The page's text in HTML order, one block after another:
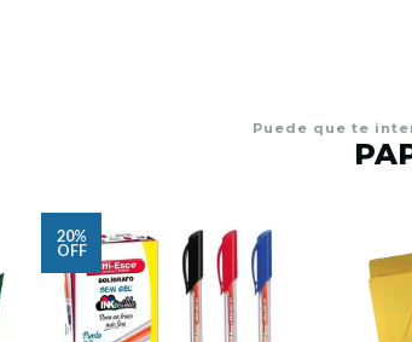
Puede que te
20%
OFF